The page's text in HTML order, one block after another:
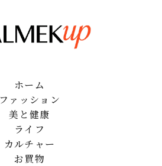
ホーム
ファッション
美と健康
ライフ
カルチャー
お買物